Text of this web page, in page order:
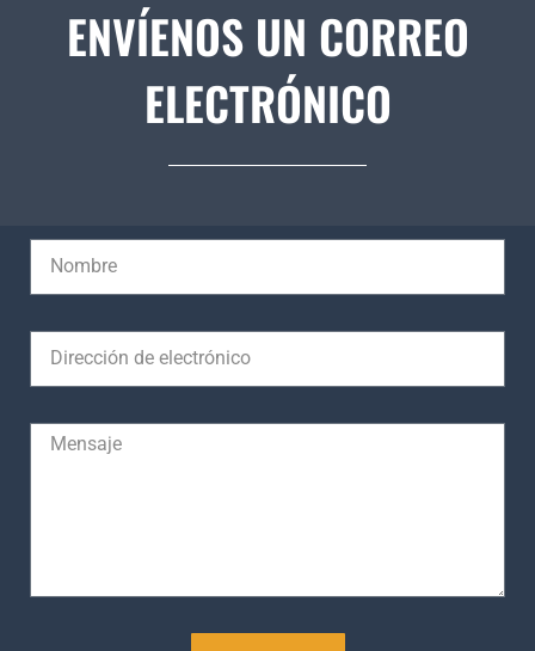
ENVÍENOS UN CORREO
ELECTRÓNICO